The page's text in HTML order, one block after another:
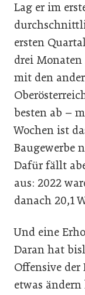
Lag er im
ersten
drei Monaten
mit den
besten ab –
Wochen ist
Baugewerbe
Dafür fällt
aus: 2022
danach 20,1
Und eine
Daran hat
Offensive
etwas